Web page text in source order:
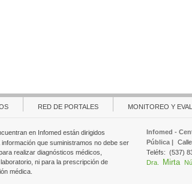
RED DE PORTALES MONITOREO Y
en Infomed están dirigidos
que suministramos no debe ser
realizar diagnósticos médicos,
ni para la prescripción de
médica.
Infomed -
Pública |
Teléfs: (537)
Dra.
Mirta